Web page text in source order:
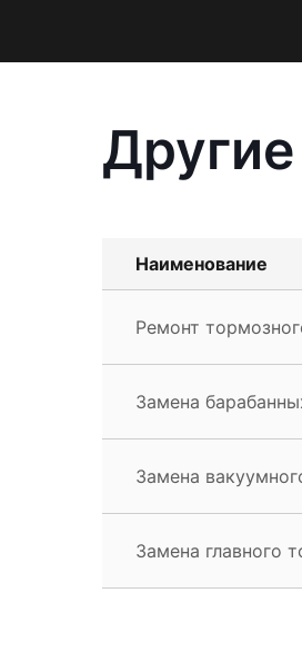
Наименование
Ремонт
Замена
Замена
Замена главного